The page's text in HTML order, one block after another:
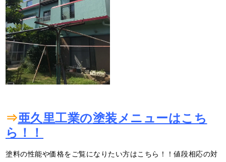
⇒亜久里工業の塗装メニューはこち
ら！！
塗料の性能や価格をご覧になりたい方はこちら！！値段相応の対